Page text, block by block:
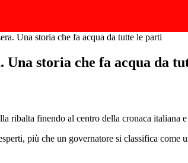
Una storia che fa acqua da tutte le parti
Una storia che fa acqua da
ribalta finendo al centro della cronaca
più che un governatore si classifica